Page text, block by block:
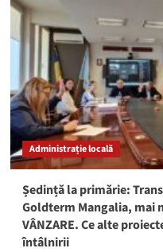
de
persoane
legitimate
și
alte
sute
de
vehicule
controale
Administrație locală
Ședință la primărie:
Goldterm Mangalia, mai
VÂNZARE. Ce alte
întâlnirii